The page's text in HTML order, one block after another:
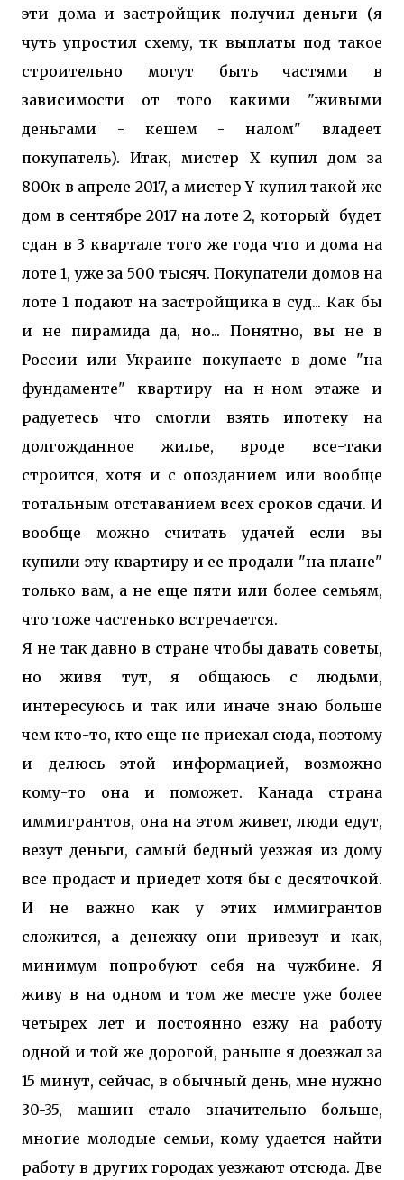
эти дома и застройщик получил деньги (я
чуть упростил схему, тк выплаты под такое
строительно могут быть частями в
зависимости от того какими "живыми
деньгами - кешем - налом" владеет
покупатель). Итак, мистер Х купил дом за
800к в апреле 2017, а мистер Y купил такой же
дом в сентябре 2017 на лоте 2, который будет
сдан в 3 квартале того же года что и дома на
лоте 1, уже за 500 тысяч. Покупатели домов на
лоте 1 подают на застройщика в суд... Как бы
и не пирамида да, но... Понятно, вы не в
России или Украине покупаете в доме "на
фундаменте" квартиру на н-ном этаже и
радуетесь что смогли взять ипотеку на
долгожданное жилье, вроде все-таки
строится, хотя и с опозданием или вообще
тотальным отставанием всех сроков сдачи. И
вообще можно считать удачей если вы
купили эту квартиру и ее продали "на плане"
только вам, а не еще пяти или более семьям,
что тоже частенько встречается.
Я не так давно в стране чтобы давать советы,
но живя тут, я общаюсь с людьми,
интересуюсь и так или иначе знаю больше
чем кто-то, кто еще не приехал сюда, поэтому
и делюсь этой информацией, возможно
кому-то она и поможет. Канада страна
иммигрантов, она на этом живет, люди едут,
везут деньги, самый бедный уезжая из дому
все продаст и приедет хотя бы с десяточкой.
И не важно как у этих иммигрантов
сложится, а денежку они привезут и как,
минимум попробуют себя на чужбине. Я
живу в на одном и том же месте уже более
четырех лет и постоянно езжу на работу
одной и той же дорогой, раньше я доезжал за
15 минут, сейчас, в обычный день, мне нужно
30-35, машин стало значительно больше,
многие молодые семьи, кому удается найти
работу в других городах уезжают отсюда. Две